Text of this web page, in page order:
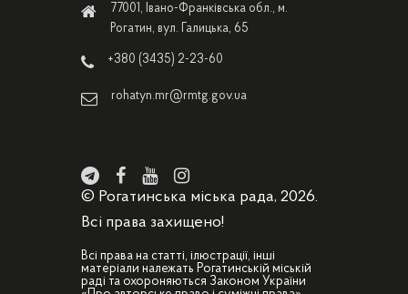
77001, Івано-Франківська обл., м.
Рогатин, вул. Галицька, 65
+380 (3435) 2-23-60
rohatyn.mr@rmtg.gov.ua
© Рогатинська міська рада, 2026.
Всі права захищено!
Всі права на статті, ілюстрації, інші
матеріали належать Рогатинській міській
раді та охороняються Законом України